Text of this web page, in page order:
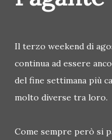
Il terzo weekend di
continua ad essere
del fine settimana più
molto diverse tra loro.
Come sempre però si